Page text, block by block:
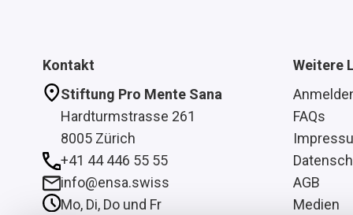
Kontakt
Stiftung Pro Mente Sana
Hardturmstrasse 261
8005 Zürich
+41 44 446 55 55
info@ensa.swiss
Mo, Di, Do und Fr
Weitere
FAQs
AGB
Medien